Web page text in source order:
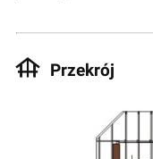
Przekrój